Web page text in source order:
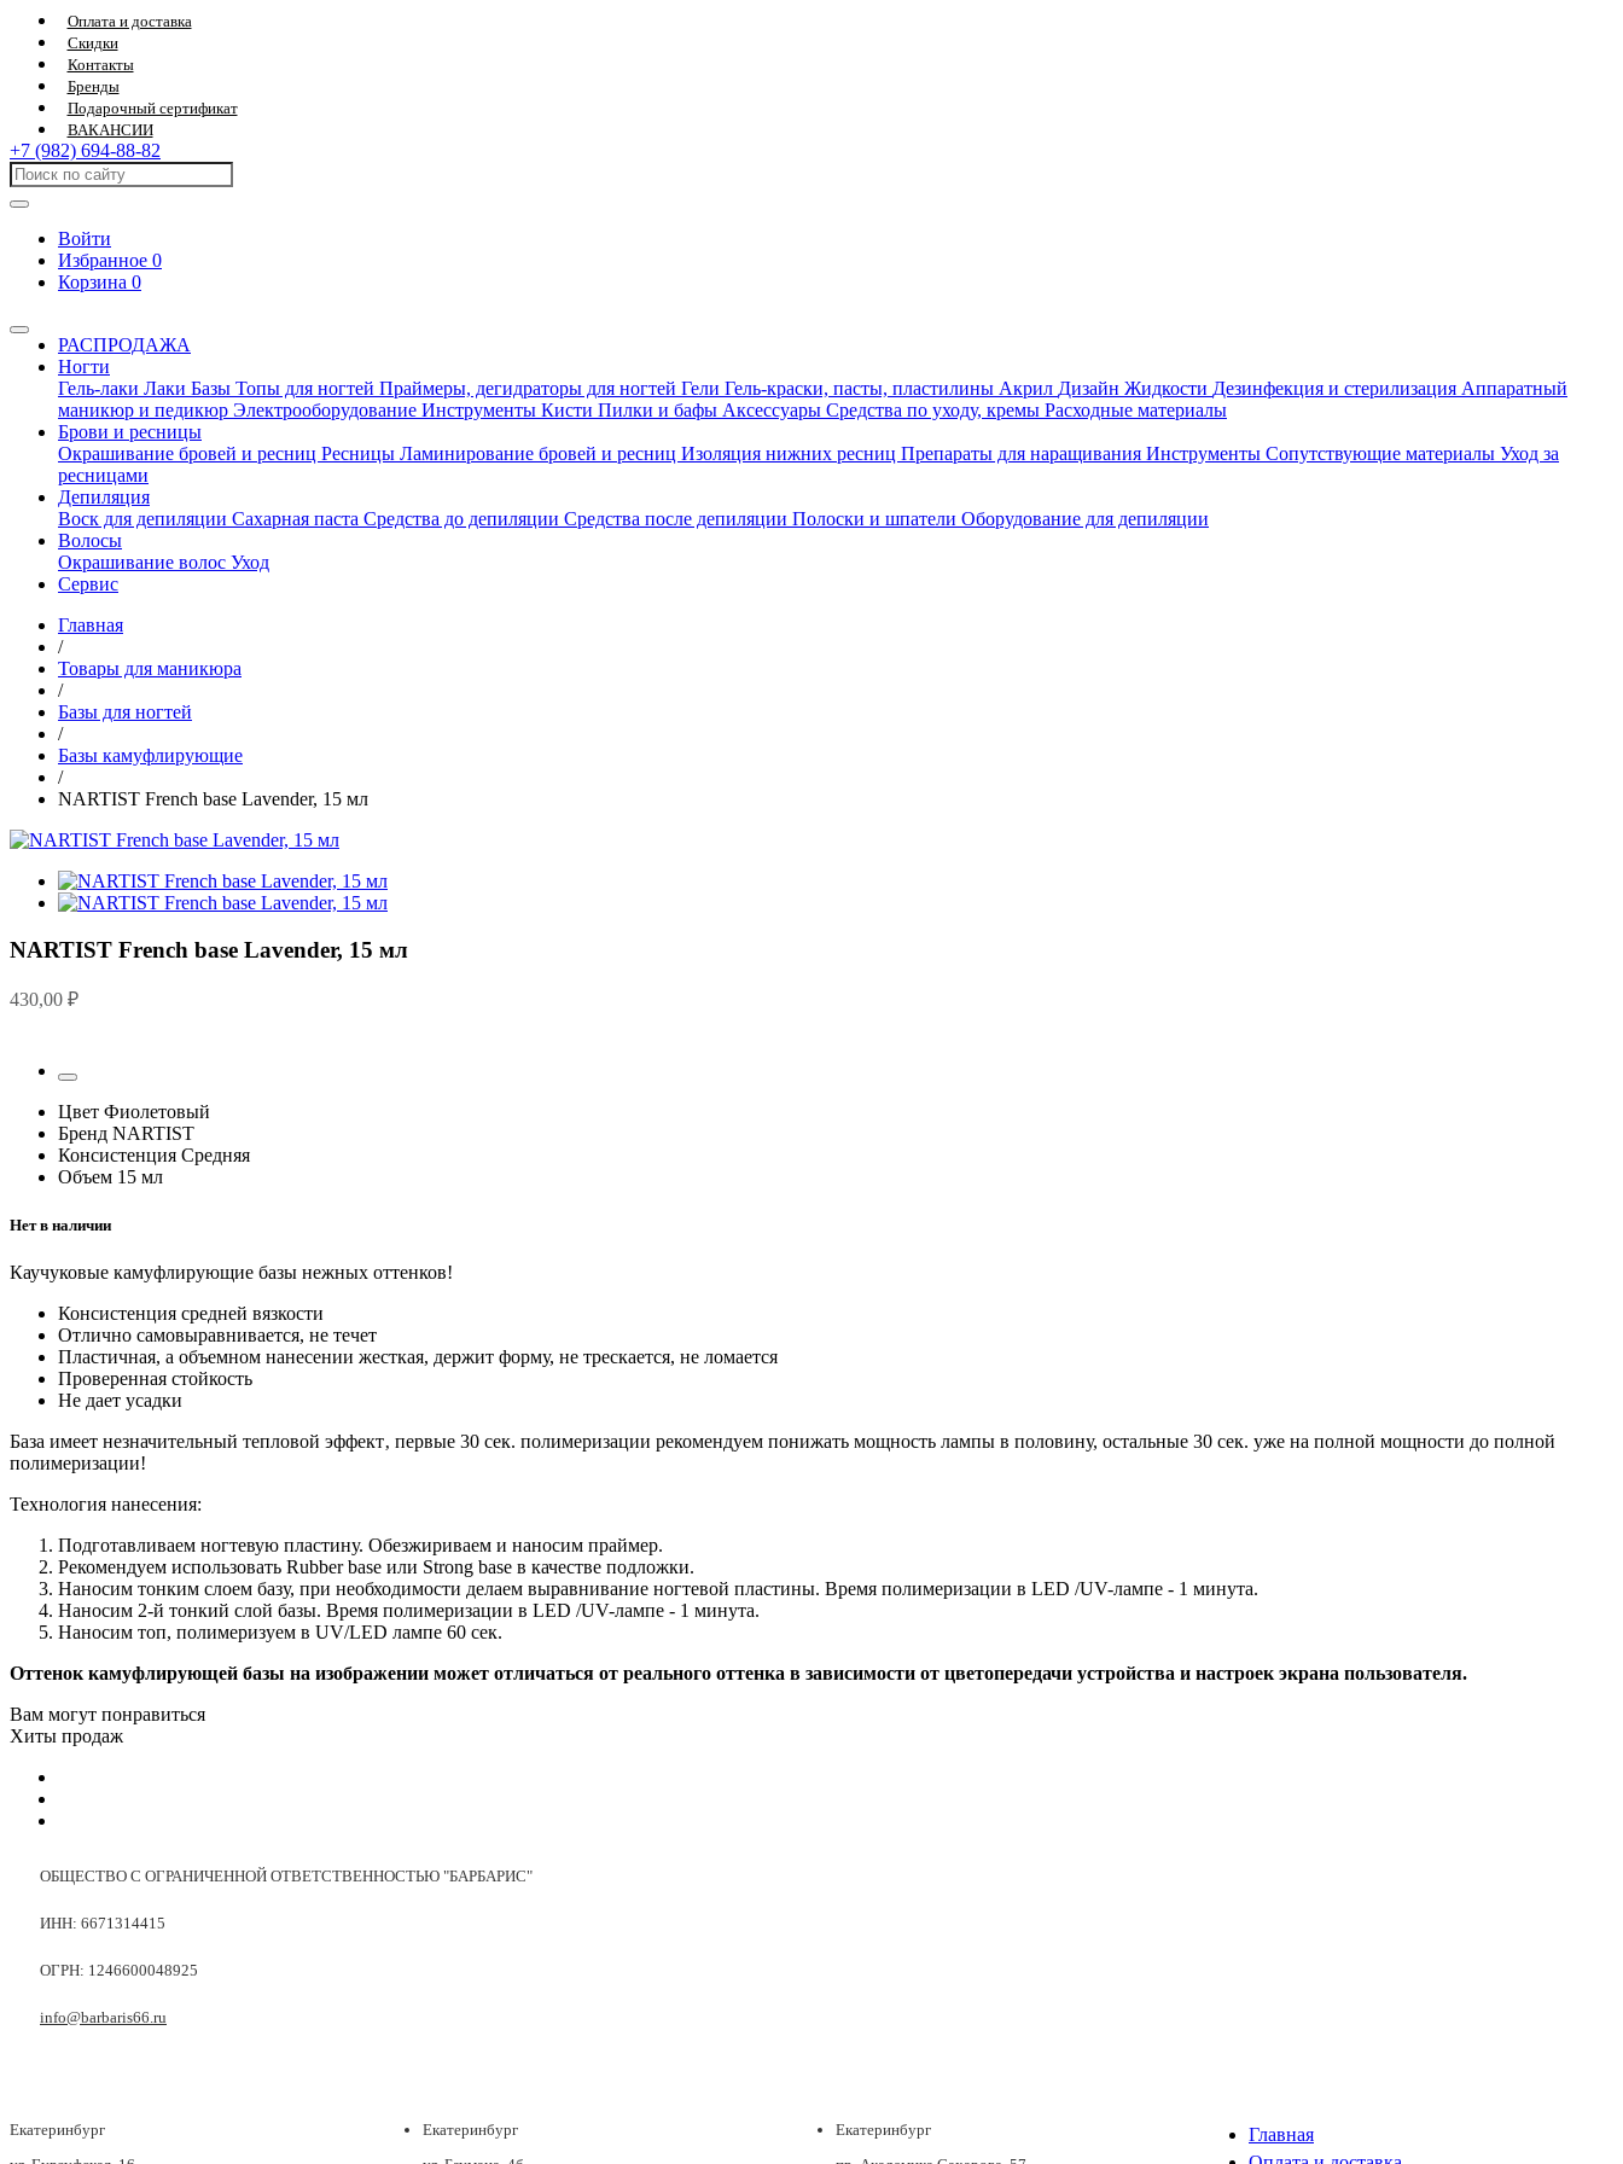
Оплата и доставка
Скидки
Контакты
Бренды
Подарочный сертификат
ВАКАНСИИ
+7 (982) 694-88-82
Войти
Избранное 0
Корзина 0
РАСПРОДАЖА
Ногти
Гель-лаки Лаки Базы Топы для ногтей Праймеры, дегидраторы для ногтей Гели Гель-краски, пасты, пластилины Акрил Дизайн Жидкости Дезинфекция и стерилизация Аппаратный
маникюр и педикюр Электрооборудование Инструменты Кисти Пилки и бафы Аксессуары Средства по уходу, кремы Расходные материалы
Брови и ресницы
Окрашивание бровей и ресниц Ресницы Ламинирование бровей и ресниц Изоляция нижних ресниц Препараты для наращивания Инструменты Сопутствующие материалы Уход за
ресницами
Депиляция
Воск для депиляции Сахарная паста Средства до депиляции Средства после депиляции Полоски и шпатели Оборудование для депиляции
Волосы
Окрашивание волос Уход
Сервис
Главная
/
Товары для маникюра
/
Базы для ногтей
/
Базы камуфлирующие
/
NARTIST French base Lavender, 15 мл
NARTIST French base Lavender, 15 мл
430,00 ₽
Цвет Фиолетовый
Бренд NARTIST
Консистенция Средняя
Объем 15 мл
Нет в наличии
Каучуковые камуфлирующие базы нежных оттенков!
Консистенция средней вязкости
Отлично самовыравнивается, не течет
Пластичная, а объемном нанесении жесткая, держит форму, не трескается, не ломается
Проверенная стойкость
Не дает усадки
База имеет незначительный тепловой эффект‚ первые 30 сек. полимеризации рекомендуем понижать мощность лампы в половину, остальные 30 сек. уже на полной мощности до полной
полимеризации!
Технология нанесения:
Подготавливаем ногтевую пластину. Обезжириваем и наносим праймер.
Рекомендуем использовать Rubber base или Strong base в качестве подложки.
Наносим тонким слоем базу, при необходимости делаем выравнивание ногтевой пластины. Время полимеризации в LED /UV-лампе - 1 минута.
Наносим 2-й тонкий слой базы. Время полимеризации в LED /UV-лампе - 1 минута.
Наносим топ, полимеризуем в UV/LED лампе 60 сек.
Оттенок камуфлирующей базы на изображении может отличаться от реального оттенка в зависимости от цветопередачи устройства и настроек экрана пользователя.
Вам могут понравиться
Хиты продаж
ОБЩЕСТВО С ОГРАНИЧЕННОЙ ОТВЕТСТВЕННОСТЬЮ "БАРБАРИС"
ИНН: 6671314415
ОГРН: 1246600048925
info@barbaris66.ru
Екатеринбург
Екатеринбург
Екатеринбург
Главная